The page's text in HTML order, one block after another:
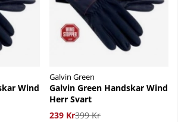
Wind
Galvin Green
Galvin Green Handskar Wind
Herr Svart
239 Kr399 Kr